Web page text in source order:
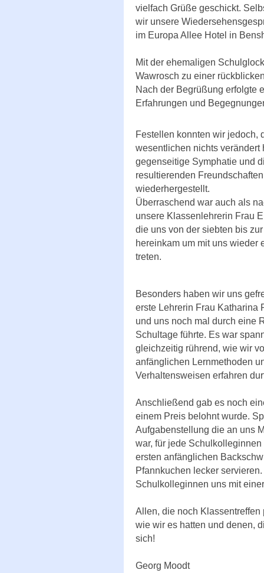
vielfach Grüße geschickt.
wir unsere
im Europa Allee Hotel in
Mit der ehemaligen
Wawrosch zu einer
Nach der Begrüßung erfolgte
Erfahrungen und
Festellen konnten wir jedoch,
wesentlichen nichts verändert
gegenseitige Symphatie und
resultierenden
wiederhergestellt.
Überraschend war auch als
unsere Klassenlehrerin Frau
die uns von der siebten bis
hereinkam um mit uns wieder
treten.
Besonders haben wir uns
erste Lehrerin Frau Katharina
und uns noch mal durch eine
Schultage führte. Es war
gleichzeitig rührend, wie wir
anfänglichen Lernmethoden
Verhaltensweisen erfahren
Anschließend gab es noch
einem Preis belohnt wurde.
Aufgabenstellung die an uns
war, für jede
ersten anfänglichen
Pfannkuchen lecker
Schulkolleginnen uns mit
Allen, die noch
wie wir es hatten und denen,
sich!
Georg Moodt